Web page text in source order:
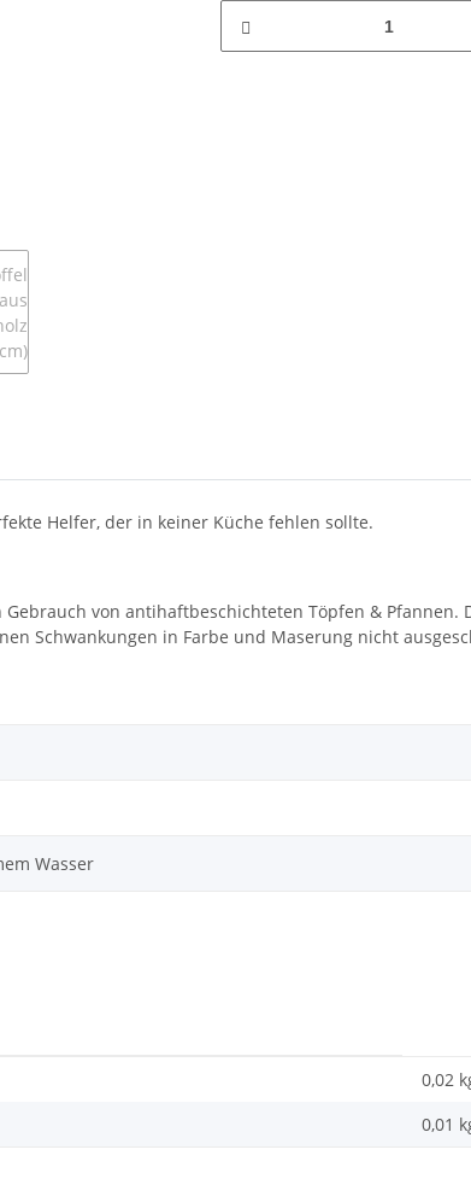
Helfer, der in keiner Küche fehlen sollte.
von antihaftbeschichteten Töpfen & Pfannen.
Schwankungen in Farbe und Maserung nicht
Wasser
0,02
0,01